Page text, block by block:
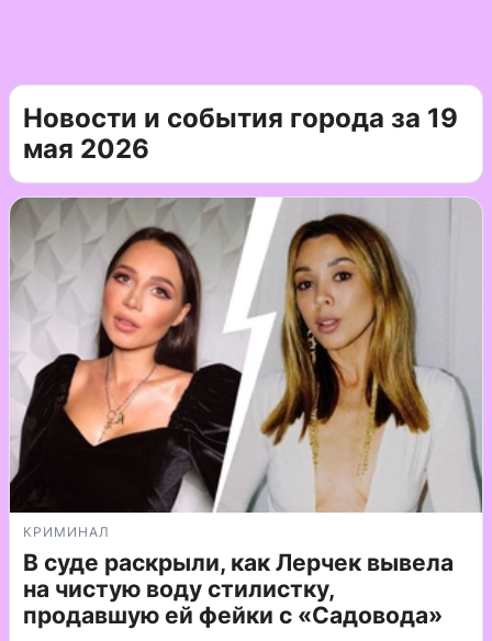
Новости и события города за 19
мая 2026
КРИМИНАЛ
В суде раскрыли, как Лерчек вывела
на чистую воду стилистку,
продавшую ей фейки с «Садовода»